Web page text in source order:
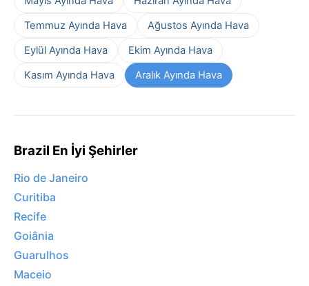
Temmuz Ayında Hava
Ağustos Ayında Hava
Eylül Ayında Hava
Ekim Ayında Hava
Kasım Ayında Hava
Aralık Ayında Hava
Brazil En İyi Şehirler
Rio de Janeiro
Curitiba
Recife
Goiânia
Guarulhos
Maceio